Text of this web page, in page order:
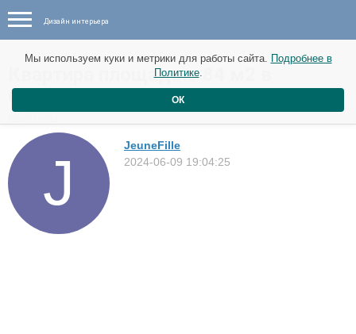
Дизайн интерьера
Квартира площадью 84 м2 в
Стокгольме
JeuneFille
2024-06-09 19:04:25
Мы используем куки и метрики для работы сайта. Подробнее в
Политике.
ОК